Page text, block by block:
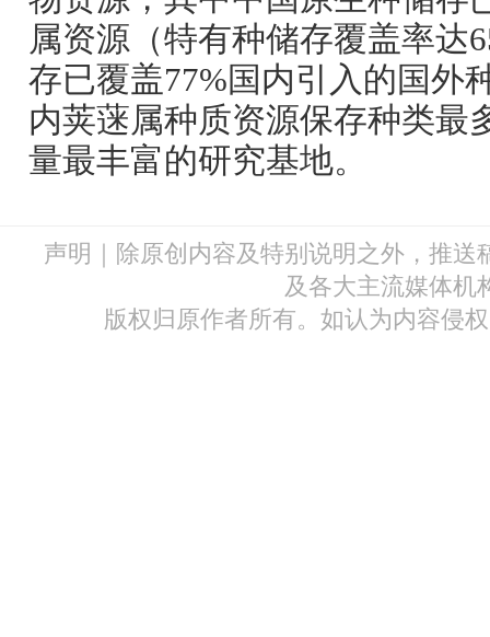
属资源（特有种储存覆盖率达
存已覆盖77%国内引入的国外
内荚蒾属种质资源保存种类最
量最丰富的研究基地。
声明｜除原创内容及特别说明之外，推送
及各大主流媒体机
版权归原作者所有。如认为内容侵